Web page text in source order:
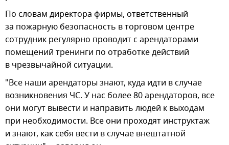
По словам директора фирмы, ответственный
за пожарную безопасность в торговом центре
сотрудник регулярно проводит с арендаторами
помещений тренинги по отработке действий
в чрезвычайной ситуации.
"Все наши арендаторы знают, куда идти в случае
возникновения ЧС. У нас более 80 арендаторов, все
они могут вывести и направить людей к выходам
при необходимости. Все они проходят инструктаж
и знают, как себя вести в случае внештатной